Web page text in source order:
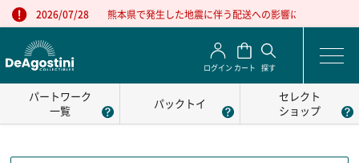
2026/07/28 熊本県で発生した地震に伴う配送への影響について
ログイン カート 探す
パートワーク
一覧
パックトイ
セレクト
ショップ